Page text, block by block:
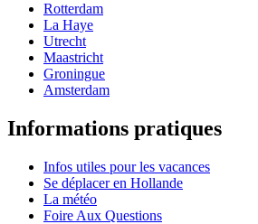
Rotterdam
La Haye
Utrecht
Maastricht
Groningue
Amsterdam
Informations pratiques
Infos utiles pour les vacances
Se déplacer en Hollande
La météo
Foire Aux Questions